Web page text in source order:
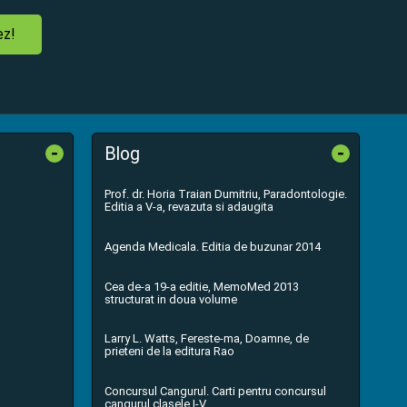
- Blog -
Prof. dr. Horia Traian Dumitriu, Paradontologie.
Editia a V-a, revazuta si adaugita
Agenda Medicala. Editia de buzunar 2014
Cea de-a 19-a editie, MemoMed 2013
structurat in doua volume
Larry L. Watts, Fereste-ma, Doamne, de
prieteni de la editura Rao
Concursul Cangurul. Carti pentru concursul
cangurul clasele I-V